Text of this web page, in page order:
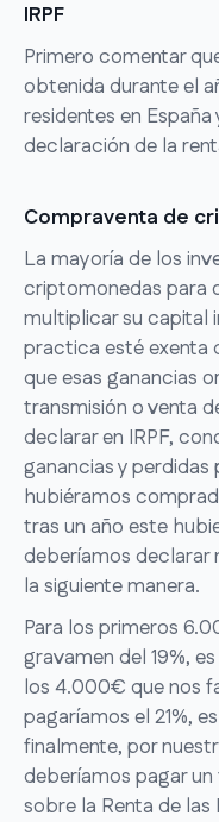
IRPF
Primero comentar
obtenida durante el
residentes en
declaración de la
Compraventa de
La mayoría de los
criptomonedas para
multiplicar su capital
practica esté exenta
que esas ganancias
transmisión o venta
declarar en IRPF,
ganancias y perdidas
hubiéramos
tras un año este
deberíamos declarar
la siguiente manera.
Para los primeros
gravamen del 19%,
los 4.000€ que nos
pagaríamos el 21%,
finalmente, por
deberíamos pagar
sobre la Renta de las